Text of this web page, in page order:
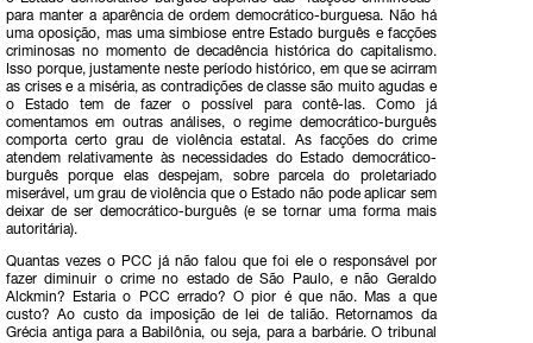
para manter a aparência de ordem democrático-burguesa. Não há
uma oposição, mas uma simbiose entre Estado burguês e facções
criminosas no momento de decadência histórica do capitalismo.
Isso porque, justamente neste período histórico, em que se acirram
as crises e a miséria, as contradições de classe são muito agudas e
o Estado tem de fazer o possível para contê-las. Como já
comentamos em outras análises, o regime democrático-burguês
comporta certo grau de violência estatal. As facções do crime
atendem relativamente às necessidades do Estado democrático-
burguês porque elas despejam, sobre parcela do proletariado
miserável, um grau de violência que o Estado não pode aplicar sem
deixar de ser democrático-burguês (e se tornar uma forma mais
autoritária).
Quantas vezes o PCC já não falou que foi ele o responsável por
fazer diminuir o crime no estado de São Paulo, e não Geraldo
Alckmin? Estaria o PCC errado? O pior é que não. Mas a que
custo? Ao custo da imposição de lei de talião. Retornamos da
Grécia antiga para a Babilônia, ou seja, para a barbárie. O tribunal